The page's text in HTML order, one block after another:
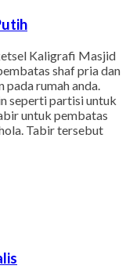
Kaligrafi Masjid
shaf pria dan
pada rumah anda.
seperti partisi untuk
untuk pembatas
Tabir tersebut